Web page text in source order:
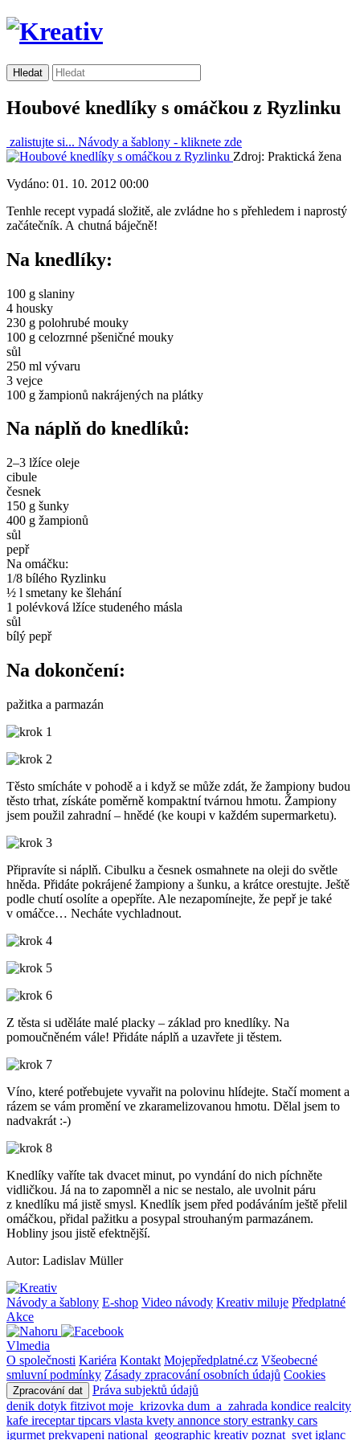
Houbové knedlíky s omáčkou z Ryzlinku
zalistujte si... Návody a šablony - kliknete zde
Zdroj: Praktická žena
Vydáno: 01. 10. 2012 00:00
Tenhle recept vypadá složitě, ale zvládne ho s přehledem i naprostý
začátečník. A chutná báječně!
Na knedlíky:
100 g slaniny
4 housky
230 g polohrubé mouky
100 g celozrnné pšeničné mouky
sůl
250 ml vývaru
3 vejce
100 g žampionů nakrájených na plátky
Na náplň do knedlíků:
2–3 lžíce oleje
cibule
česnek
150 g šunky
400 g žampionů
sůl
pepř
Na omáčku:
1/8 bílého Ryzlinku
½ l smetany ke šlehání
1 polévková lžíce studeného másla
sůl
bílý pepř
Na dokončení:
pažitka a parmazán
Těsto smícháte v pohodě a i když se může zdát, že žampiony budou
těsto trhat, získáte poměrně kompaktní tvárnou hmotu. Žampiony
jsem použil zahradní – hnědé (ke koupi v každém supermarketu).
Připravíte si náplň. Cibulku a česnek osmahnete na oleji do světle
hněda. Přidáte pokrájené žampiony a šunku, a krátce orestujte. Ještě
podle chutí osolíte a opepříte. Ale nezapomínejte, že pepř je také
v omáčce… Necháte vychladnout.
Z těsta si uděláte malé placky – základ pro knedlíky. Na
pomoučněném vále! Přidáte náplň a uzavřete ji těstem.
Víno, které potřebujete vyvařit na polovinu hlídejte. Stačí moment a
rázem se vám promění ve zkaramelizovanou hmotu. Dělal jsem to
nadvakrát :-)
Knedlíky vaříte tak dvacet minut, po vyndání do nich píchněte
vidličkou. Já na to zapomněl a nic se nestalo, ale uvolnit páru
z knedlíku má jistě smysl. Knedlík jsem před podáváním ještě přelil
omáčkou, přidal pažitku a posypal strouhaným parmazánem.
Hobliny jsou jistě efektnější.
Autor: Ladislav Müller
Návody a šablony E-shop Video návody Kreativ miluje Předplatné
Akce
Vlmedia
O společnosti Kariéra Kontakt Mojepředplatné.cz Všeobecné
smluvní podmínky Zásady zpracování osobních údajů Cookies
Zpracování dat
Práva subjektů údajů
denik dotyk fitzivot moje_krizovka dum_a_zahrada kondice realcity
kafe ireceptartipcars vlasta kvety annonce story estranky cars
igurmet prekvapeni national_geographic kreativ poznat_svet iglanc